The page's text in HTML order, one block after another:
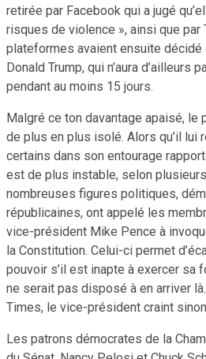
retirée par Facebook qui a jugé
risques de violence », ainsi que par
plateformes avaient ensuite décidé
Donald Trump, qui n’aura d’ailleurs
pendant au moins 15 jours.
Malgré ce ton davantage apaisé, le
de plus en plus isolé. Alors qu’il lui
certains dans son entourage
est de plus instable, selon
nombreuses figures politiques,
républicaines, ont appelé les
vice-président Mike Pence à
la Constitution. Celui-ci permet
pouvoir s’il est inapte à exercer sa
ne serait pas disposé à en arriver
Times, le vice-président craint
Les patrons démocrates de la